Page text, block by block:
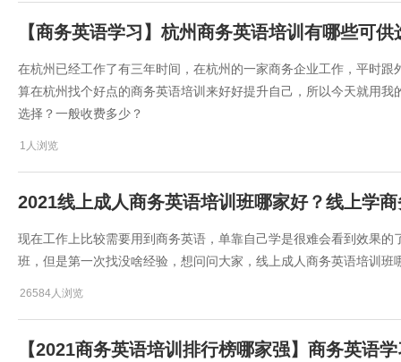
【商务英语学习】杭州商务英语培训有哪些可
在杭州已经工作了有三年时间，在杭州的一家商务企业工作，平时
算在杭州找个好点的商务英语培训来好好提升自己，所以今天就用
选择？一般收费多少？
1人浏览
2021线上成人商务英语培训班哪家好？线上学
现在工作上比较需要用到商务英语，单靠自己学是很难会看到效果
班，但是第一次找没啥经验，想问问大家，线上成人商务英语培训班
26584人浏览
【2021商务英语培训排行榜哪家强】商务英语